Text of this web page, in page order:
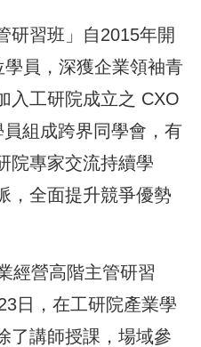
研習班」自2015年開
員，深獲企業領袖青
入工研院成立之 CXO
組成跨界同學會，有
院專家交流持續學
，全面提升競爭優勢
經營高階主管研習
日，在工研院產業學
了講師授課，場域參